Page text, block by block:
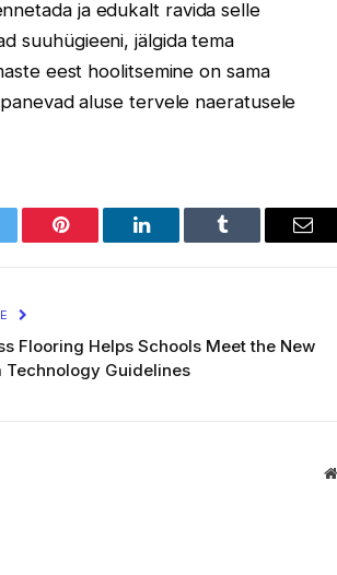
ja edukalt ravida selle
suuhügieeni, jälgida tema
eest hoolitsemine on sama
aluse tervele naeratusele
Pinterest LinkedIn Tumblr
Flooring Helps Schools Meet the New
Technology Guidelines